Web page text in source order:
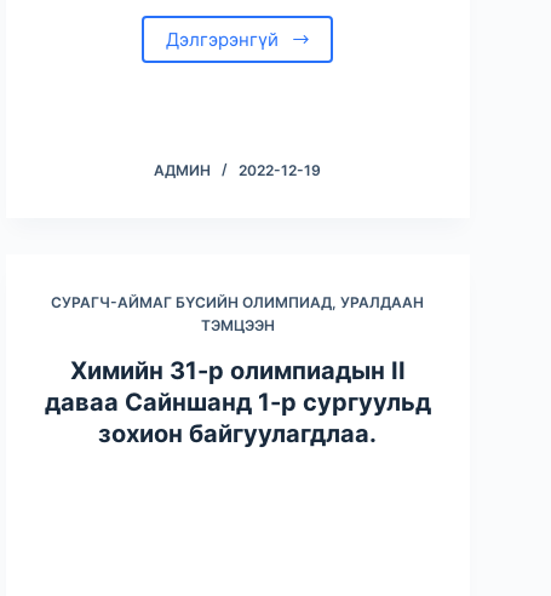
Дэлгэрэнгүй
АДМИН 2022-12-19
СУРАГЧ-АЙМАГ БҮСИЙН ОЛИМПИАД, УРАЛДААН
ТЭМЦЭЭН
Химийн 31-р олимпиадын II
даваа Сайншанд 1-р сургуульд
зохион байгуулагдлаа.